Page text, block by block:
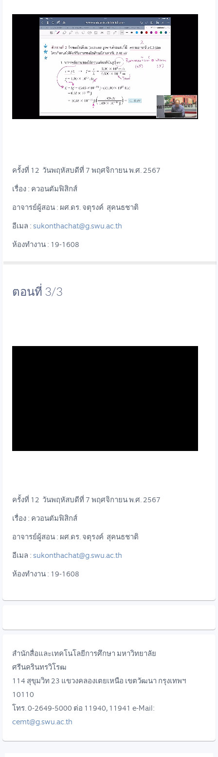
ครั้งที่ 12 วันพฤหัสบดีที่ 7 พฤศจิกายน พ.ศ. 2567
เรื่อง : ควอนตัมฟิสิกส์
อาจารย์ผู้สอน : ผศ.ดร. จตุรงค์ สุคนธชาติ
อีเมล : sukonthachat@g.swu.ac.th
ห้องทำงาน : 19-1608
ตอนที่ 3/3
ครั้งที่ 12 วันพฤหัสบดีที่ 7 พฤศจิกายน พ.ศ. 2567
เรื่อง : ควอนตัมฟิสิกส์
อาจารย์ผู้สอน : ผศ.ดร. จตุรงค์ สุคนธชาติ
อีเมล : sukonthachat@g.swu.ac.th
ห้องทำงาน : 19-1608
สำนักสื่อและเทคโนโลยีการศึกษา มหาวิทยาลัย
ศรีนครินทรวิโรฒ
114 สุขุมวิท 23 แขวงคลองเตยเหนือ เขตวัฒนา กรุงเทพฯ
10110
โทร. 0-2649-5000 ต่อ 11940, 11941 e-Mail:
cemt@g.swu.ac.th